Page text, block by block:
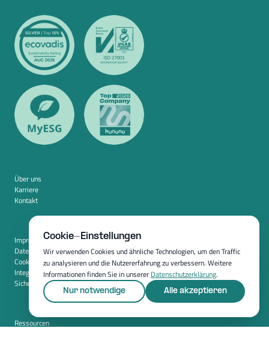
Über uns
Karriere
Kontakt
Impressum
Datenschutz
Cookie-Einstellungen
Integration
Sicherheit
Ressourcen
Cookie-Einstellungen
Wir verwenden Cookies und ähnliche Technologien, um den Traffic
zu analysieren und die Nutzererfahrung zu verbessern. Weitere
Informationen finden Sie in unserer Datenschutzerklärung.
Nur notwendige Alle akzeptieren